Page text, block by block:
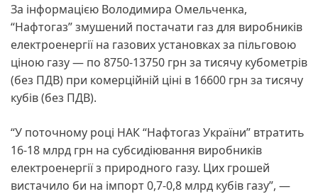
За інформацією Володимира Омельченка,
“Нафтогаз” змушений постачати газ для виробників
електроенергії на газових установках за пільговою
ціною газу — по 8750-13750 грн за тисячу кубометрів
(без ПДВ) при комерційній ціні в 16600 грн за тисячу
кубів (без ПДВ).
“У поточному році НАК “Нафтогаз України” втратить
16-18 млрд грн на субсидіювання виробників
електроенергії з природного газу. Цих грошей
вистачило би на імпорт 0,7-0,8 млрд кубів газу”, —